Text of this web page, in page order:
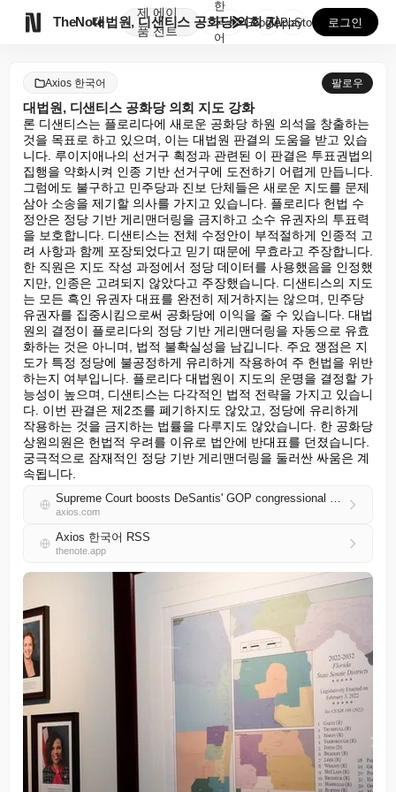
TheNote
제
품
에이
전트
대법원, 디샌티스 공화당 의회 지도 강화
한
국
어
GooglePlay
AppStore 로그인
Axios 한국어 팔로우
대법원, 디샌티스 공화당 의회 지도 강화
론 디샌티스는 플로리다에 새로운 공화당 하원 의석을 창출하는
것을 목표로 하고 있으며, 이는 대법원 판결의 도움을 받고 있습
니다. 루이지애나의 선거구 획정과 관련된 이 판결은 투표권법의
집행을 약화시켜 인종 기반 선거구에 도전하기 어렵게 만듭니다.
그럼에도 불구하고 민주당과 진보 단체들은 새로운 지도를 문제
삼아 소송을 제기할 의사를 가지고 있습니다. 플로리다 헌법 수
정안은 정당 기반 게리맨더링을 금지하고 소수 유권자의 투표력
을 보호합니다. 디샌티스는 전체 수정안이 부적절하게 인종적 고
려 사항과 함께 포장되었다고 믿기 때문에 무효라고 주장합니다.
한 직원은 지도 작성 과정에서 정당 데이터를 사용했음을 인정했
지만, 인종은 고려되지 않았다고 주장했습니다. 디샌티스의 지도
는 모든 흑인 유권자 대표를 완전히 제거하지는 않으며, 민주당
유권자를 집중시킴으로써 공화당에 이익을 줄 수 있습니다. 대법
원의 결정이 플로리다의 정당 기반 게리맨더링을 자동으로 유효
화하는 것은 아니며, 법적 불확실성을 남깁니다. 주요 쟁점은 지
도가 특정 정당에 불공정하게 유리하게 작용하여 주 헌법을 위반
하는지 여부입니다. 플로리다 대법원이 지도의 운명을 결정할 가
능성이 높으며, 디샌티스는 다각적인 법적 전략을 가지고 있습니
다. 이번 판결은 제2조를 폐기하지도 않았고, 정당에 유리하게
작용하는 것을 금지하는 법률을 다루지도 않았습니다. 한 공화당
상원의원은 헌법적 우려를 이유로 법안에 반대표를 던졌습니다.
궁극적으로 잠재적인 정당 기반 게리맨더링을 둘러싼 싸움은 계
속됩니다.
Supreme Court boosts DeSantis' GOP congressional map
axios.com
Axios 한국어 RSS
thenote.app